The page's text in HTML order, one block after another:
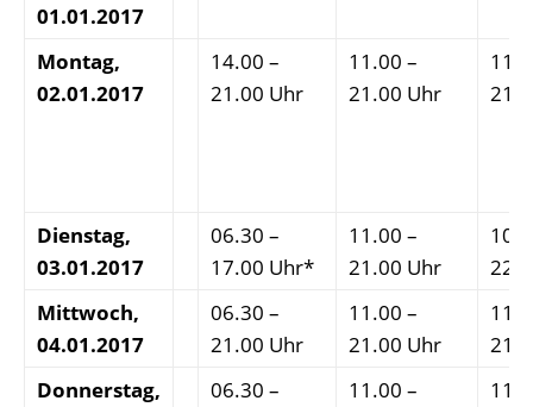
01.01.2017
Montag,
02.01.2017
14.00 –
21.00 Uhr
11.00 –
21.00 Uhr
Dienstag,
03.01.2017
06.30 –
17.00 Uhr*
11.00 –
21.00 Uhr
Mittwoch,
04.01.2017
06.30 –
21.00 Uhr
11.00 –
21.00 Uhr
Donnerstag,
06.30 – 11.00 –